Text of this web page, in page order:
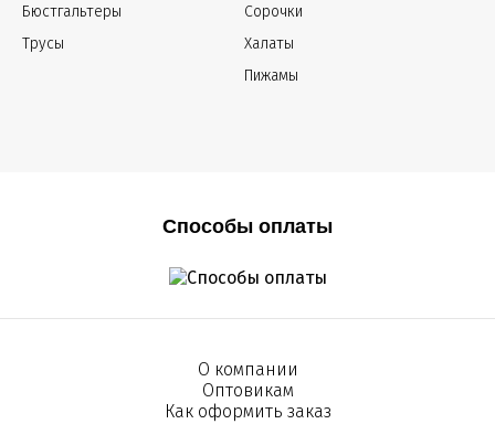
Бюстгальтеры
Трусы
Сорочки
Халаты
Пижамы
Способы оплаты
О компании
Оптовикам
Как оформить заказ